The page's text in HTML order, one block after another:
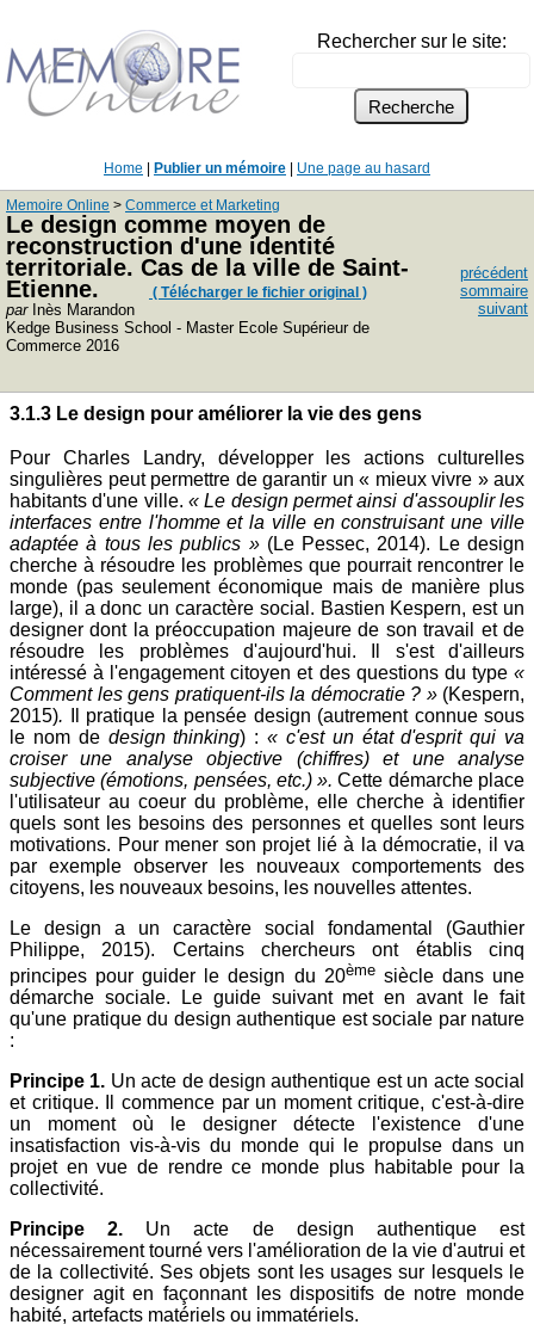
Rechercher sur le site:
Home Publier un mémoire Une page au hasard
Memoire Online > Commerce et Marketing
Le design comme moyen de
reconstruction d'une identité
territoriale. Cas de la ville de Saint-
Etienne.
( Télécharger le fichier original )
parInès Marandon
Kedge Business School - Master Ecole Supérieur de
Commerce 2016
précédent
sommaire
suivant
3.1.3 Le design pour améliorer la vie des gens
Pour Charles Landry, développer les actions culturelles
singulières peut permettre de garantir un « mieux vivre » aux
habitants d'une ville. « Le design permet ainsi d'assouplir les
interfaces entre l'homme et la ville en construisant une ville
adaptée à tous les publics » (Le Pessec, 2014). Le design
cherche à résoudre les problèmes que pourrait rencontrer le
monde (pas seulement économique mais de manière plus
large), il a donc un caractère social. Bastien Kespern, est un
designer dont la préoccupation majeure de son travail et de
résoudre les problèmes d'aujourd'hui. Il s'est d'ailleurs
intéressé à l'engagement citoyen et des questions du type «
Comment les gens pratiquent-ils la démocratie ? » (Kespern,
2015).
Il pratique la pensée design (autrement connue sous
le nom de design thinking) : « c'est un état d'esprit qui va
croiser une analyse objective (chiffres) et une analyse
subjective (émotions, pensées, etc.) ».Cette démarche place
l'utilisateur au coeur du problème, elle cherche à identifier
quels sont les besoins des personnes et quelles sont leurs
motivations. Pour mener son projet lié à la démocratie, il va
par exemple observer les nouveaux comportements des
citoyens, les nouveaux besoins, les nouvelles attentes.
Le design a un caractère social fondamental (Gauthier
Philippe, 2015). Certains chercheurs ont établis cinq
principes pour guider le design du 20èmesiècle dans une
démarche sociale. Le guide suivant met en avant le fait
qu'une pratique du design authentique est sociale par nature
:
Principe 1. Un acte de design authentique est un acte social
et critique. Il commence par un moment critique, c'est-à-dire
un moment où le designer détecte l'existence d'une
insatisfaction vis-à-vis du monde qui le propulse dans un
projet en vue de rendre ce monde plus habitable pour la
collectivité.
Principe 2. Un acte de design authentique est
nécessairement tourné vers l'amélioration de la vie d'autrui et
de la collectivité. Ses objets sont les usages sur lesquels le
designer agit en façonnant les dispositifs de notre monde
habité, artefacts matériels ou immatériels.